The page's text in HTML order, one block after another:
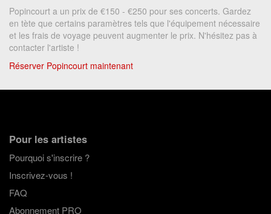
Popincourt a un prix de €150 - €250 pour ses concerts. Gardez
en tète que certains paramètres tels que l'équipement nécessaire
et les frais de voyage peuvent augmenter le prix. N'hésitez pas à
contacter l'artiste !
Réserver Popincourt maintenant
Pour les artistes
Pourquoi s'inscrire ?
Inscrivez-vous !
FAQ
Abonnement PRO